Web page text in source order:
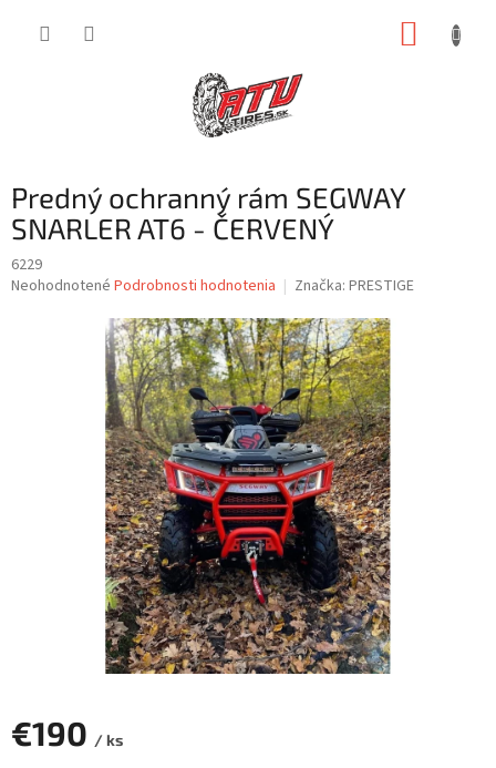
Predný ochranný rám SEGWAY
SNARLER AT6 - ČERVENÝ
6229
Priemerné
Neohodnotené Podrobnosti hodnotenia Značka: PRESTIGE
€190 / ks